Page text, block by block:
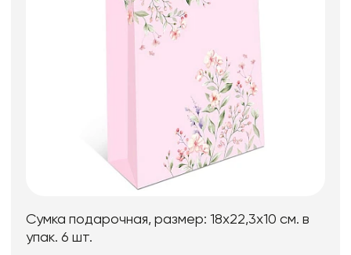
Сумка подарочная, размер: 18х22,3х10 см. в
упак. 6 шт.